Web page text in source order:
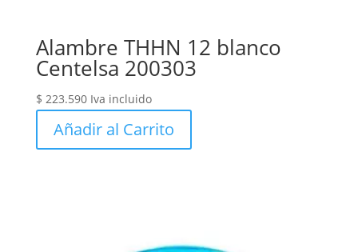
Alambre THHN 12 blanco
Centelsa 200303
$ 223.590 Iva incluido
Añadir al Carrito